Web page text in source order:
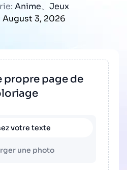
Anime、 Jeux
August 3, 2026
propre page de
votre texte
une photo